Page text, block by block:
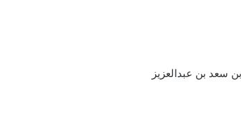
سعد بن عبدالعزيز